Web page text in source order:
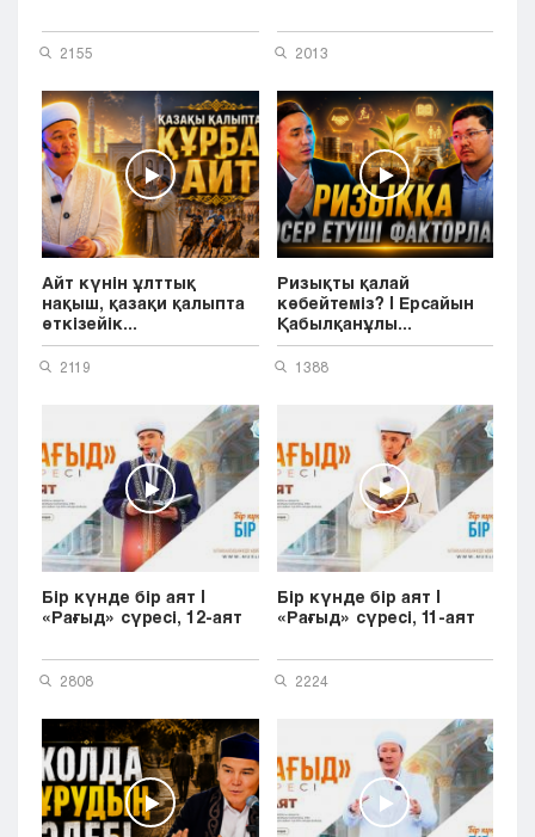
2155 2013
Айт күнін ұлттық
нақыш, қазақи қалыпта
өткізейік...
2119
Ризықты қалай
көбейтеміз? | Ерсайын
Қабылқанұлы...
1388
Бір күнде бір аят |
«Рағыд» сүресі, 12-аят
2808
Бір күнде бір аят |
«Рағыд» сүресі, 11-аят
2224